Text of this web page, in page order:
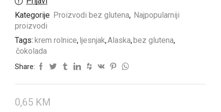
Kategorije Proizvodi bez glutena, Najpopularniji
proizvodi
Tags: krem rolnice,ljesnjak,Alaska,bez glutena,
čokolada
Share:
0,65 KM